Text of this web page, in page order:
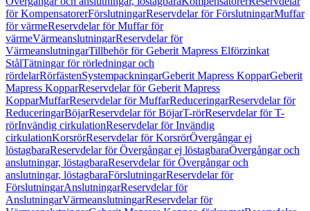
för KompensatorerFörslutningarReservdelar för FörslutningarMuffar
för värmeReservdelar för Muffar för
värmeVärmeanslutningarReservdelar för
VärmeanslutningarTillbehör för Geberit Mapress Elförzinkat
StålTätningar för rörledningar och
rördelarRörfästenSystempackningarGeberit Mapress KopparGeberit
Mapress KopparReservdelar för Geberit Mapress
KopparMuffarReservdelar för MuffarReduceringarReservdelar för
ReduceringarBöjarReservdelar för BöjarT-rörReservdelar för T-
rörInvändig cirkulationReservdelar för Invändig
cirkulationKorsrörReservdelar för KorsrörÖvergångar ej
löstagbaraReservdelar för Övergångar ej löstagbaraÖvergångar och
anslutningar, löstagbaraReservdelar för Övergångar och
anslutningar, löstagbaraFörslutningarReservdelar för
FörslutningarAnslutningarReservdelar för
AnslutningarVärmeanslutningarReservdelar för